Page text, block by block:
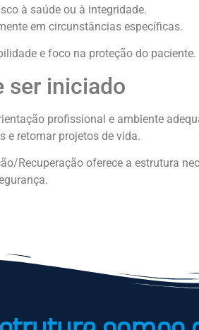
à saúde ou à integridade.
em circunstâncias específicas.
e foco na proteção do paciente.
ser iniciado
profissional e ambiente
e retomar projetos de vida.
Recuperação oferece a estrutura